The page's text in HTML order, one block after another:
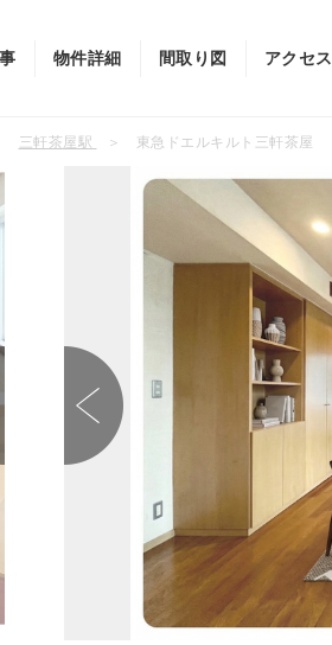
物件詳細 間取り図 アクセス
三軒茶屋駅 東急ドエルキルト三軒茶屋